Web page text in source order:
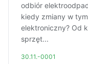
odbiór
kiedy zmiany w
elektroniczny? Od
sprzęt...
30.11.-0001